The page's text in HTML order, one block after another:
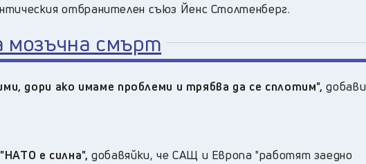
отбранителен съюз Йенс Столтенберг.
мозъчна смърт
дори ако имаме проблеми и трябва да се сплотим", добави
"НАТО е силна", добавяйки, че САЩ и Европа "работят заедно